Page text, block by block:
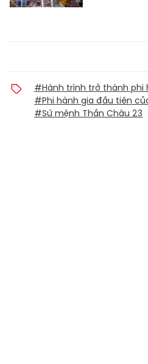
#Hành trình trở thành phi
#Phi hành gia đầu tiên
#Sứ mệnh Thần Châu 23